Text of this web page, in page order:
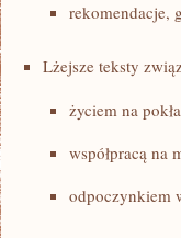
rekomendacje,
Lżejsze teksty
życiem na
współpracą na
odpoczynkiem